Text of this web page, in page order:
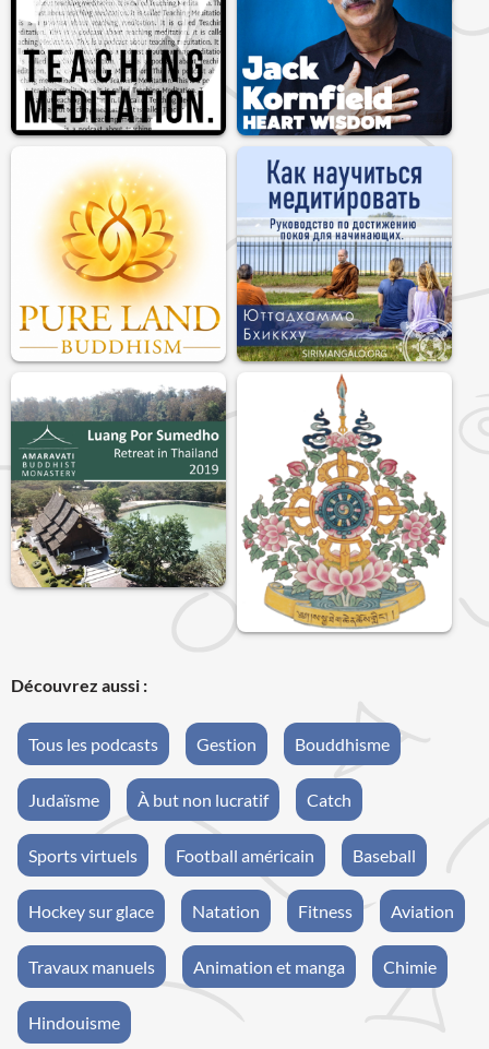
Découvrez aussi :
Tous les podcasts Gestion Bouddhisme
Judaïsme À but non lucratif Catch
Sports virtuels Football américain Baseball
Hockey sur glace Natation Fitness Aviation
Travaux manuels Animation et manga Chimie
Hindouisme